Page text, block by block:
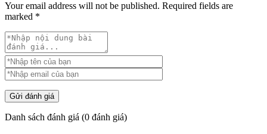
Your email address will not be published. Required fields are
marked *
Gửi đánh giá
Danh sách đánh giá (0 đánh giá)